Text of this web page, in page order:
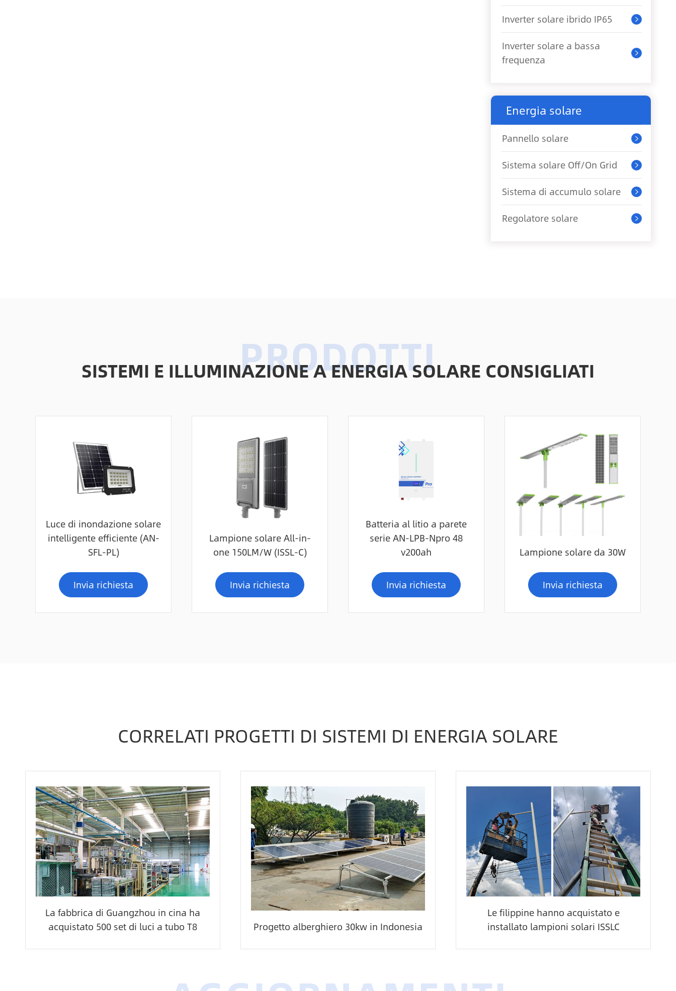
Inverter solare ibrido IP65 
Inverter solare a bassa
frequenza

Energia solare
Pannello solare 
Sistema solare Off/On Grid 
Sistema di accumulo solare 
Regolatore solare 
SISTEMI E ILLUMINAZIONE A ENERGIA SOLARE CONSIGLIATI
Luce di inondazione solare
intelligente efficiente (AN-
SFL-PL)
Invia richiesta
Lampione solare All-in-
one 150LM/W (ISSL-C)
Invia richiesta
Batteria al litio a parete
serie AN-LPB-Npro 48
v200ah
Invia richiesta
Lampione solare da 30W
Invia richiesta
CORRELATI PROGETTI DI SISTEMI DI ENERGIA SOLARE
La fabbrica di Guangzhou in cina ha
acquistato 500 set di luci a tubo T8
Progetto alberghiero 30kw in Indonesia
Le filippine hanno acquistato e
installato lampioni solari ISSLC